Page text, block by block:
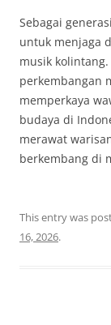
Sebagai
untuk menjaga
musik
perkembangan
memperkaya
budaya di
merawat
berkembang di
This entry was
16, 2026.